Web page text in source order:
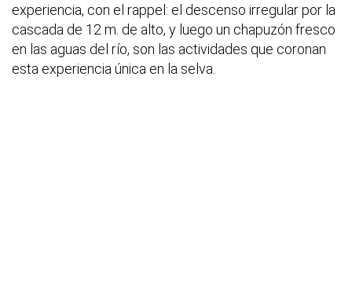
experiencia, con el rappel: el descenso irregular por la
cascada de 12 m. de alto, y luego un chapuzón fresco
en las aguas del río, son las actividades que coronan
esta experiencia única en la selva.